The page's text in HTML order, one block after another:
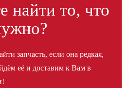
найти то, что
запчасть, если она редкая,
её и доставим к Вам в